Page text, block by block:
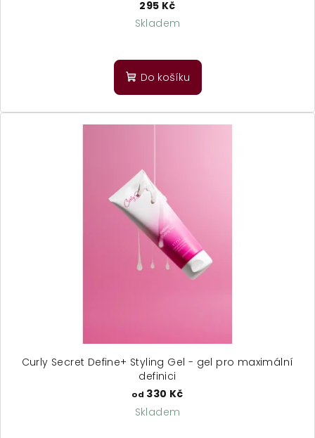
295 Kč
Skladem
Do košíku
Curly Secret Define+ Styling Gel - gel pro maximální
definici
od 330 Kč
Skladem